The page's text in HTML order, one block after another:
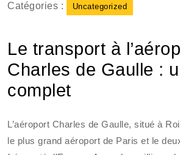
Catégories : Uncategorized
Le transport à
Charles de Gaulle :
complet
L’aéroport Charles de Gaulle, situé à
le plus grand aéroport de Paris et le